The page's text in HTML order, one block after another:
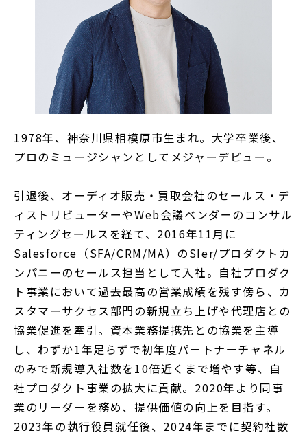
1978年、神奈川県相模原市生まれ。大学卒業後、
プロのミュージシャンとしてメジャーデビュー。
引退後、オーディオ販売・買取会社のセールス・デ
ィストリビューターやWeb会議ベンダーのコンサル
ティングセールスを経て、2016年11月に
Salesforce（SFA/CRM/MA）のSIer/プロダクトカ
ンパニーのセールス担当として入社。自社プロダク
ト事業において過去最高の営業成績を残す傍ら、カ
スタマーサクセス部門の新規立ち上げや代理店との
協業促進を牽引。資本業務提携先との協業を主導
し、わずか1年足らずで初年度パートナーチャネル
のみで新規導入社数を10倍近くまで増やす等、自
社プロダクト事業の拡大に貢献。2020年より同事
業のリーダーを務め、提供価値の向上を目指す。
2023年の執行役員就任後、2024年までに契約社数